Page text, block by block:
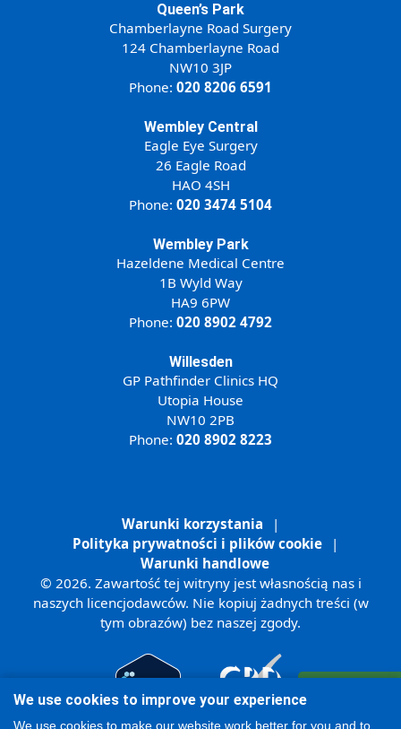
Queen’s Park
Chamberlayne Road Surgery
124 Chamberlayne Road
NW10 3JP
Phone: 020 8206 6591
Wembley Central
Eagle Eye Surgery
26 Eagle Road
HAO 4SH
Phone: 020 3474 5104
Wembley Park
Hazeldene Medical Centre
1B Wyld Way
HA9 6PW
Phone: 020 8902 4792
Willesden
GP Pathfinder Clinics HQ
Utopia House
NW10 2PB
Phone: 020 8902 8223
Warunki korzystania
|
Polityka prywatności i plików cookie
|
Warunki handlowe
© 2026. Zawartość tej witryny jest własnością nas i
naszych licencjodawców. Nie kopiuj żadnych treści (w
tym obrazów) bez naszej zgody.
We use cookies to improve your experience
We use cookies to make our website work better for you and to